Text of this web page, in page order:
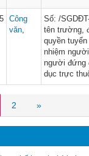
Công
văn
Số: /
tên trường,
quyền
nhiệm
người đứng
dục trực
2 »